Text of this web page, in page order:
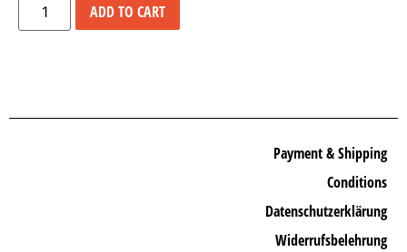
ADD TO CART
Payment & Shipping
Conditions
Datenschutzerklärung
Widerrufsbelehrung